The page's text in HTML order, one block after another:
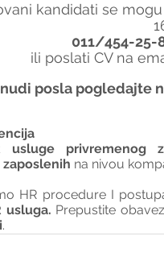
kandidati se
011/454-25-
ili poslati CV na
posla pogledajte
usluge privremenog
na nivou
HR procedure I
usluga. Prepustite
.